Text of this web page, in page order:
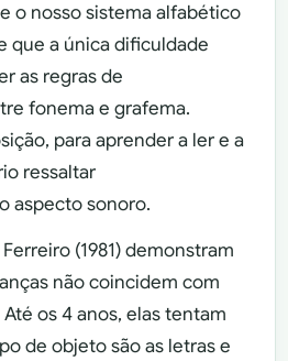
o nosso sistema alfabético
que a única dificuldade
as regras de
fonema e grafema.
para aprender a ler e a
ressaltar
aspecto sonoro.
(1981) demonstram
não coincidem com
os 4 anos, elas tentam
de objeto são as letras e